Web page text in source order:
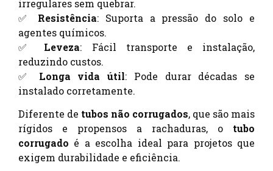
irregulares sem quebrar.
✅ Resistência: Suporta a pressão do solo e
agentes químicos.
✅ Leveza: Fácil transporte e instalação,
reduzindo custos.
✅ Longa vida útil: Pode durar décadas se
instalado corretamente.
Diferente de tubos não corrugados, que são mais
rígidos e propensos a rachaduras, o tubo
corrugado é a escolha ideal para projetos que
exigem durabilidade e eficiência.